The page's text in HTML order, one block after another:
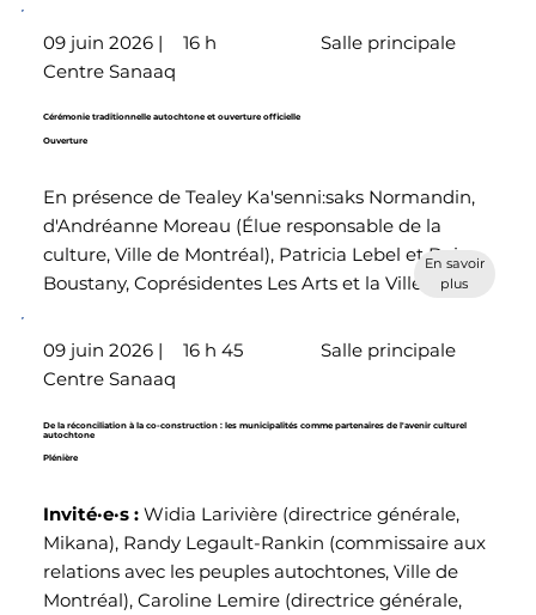
Cérémonie traditionnelle autochtone et ouverture officielle
Ouverture
16 h
09 juin 2026 |
Centre Sanaaq
Salle principale
En présence de Tealey Ka'senni:saks Normandin,
d'Andréanne Moreau (Élue responsable de la
culture, Ville de Montréal), Patricia Lebel et Daisy
Boustany, Coprésidentes Les Arts et la Ville
En savoir
plus
De la réconciliation à la co-construction : les municipalités comme partenaires de l'avenir culturel
autochtone
Plénière
16 h 45
09 juin 2026 |
Centre Sanaaq
Salle principale
Invité·e·s : Widia Larivière (directrice générale,
Mikana), Randy Legault-Rankin (commissaire aux
relations avec les peuples autochtones, Ville de
Montréal), Caroline Lemire (directrice générale,